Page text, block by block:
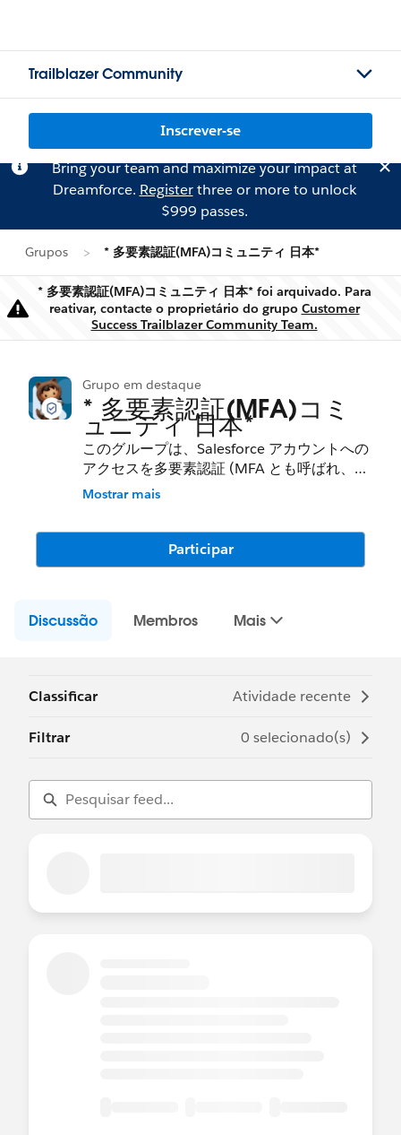
Trailblazer Community
Inscrever-se
Bring your team and maximize your impact at
Dreamforce. Registerthree or more to unlock
$999 passes.
Grupos * 多要素認証(MFA)コミュニティ 日本*
Aviso
* 多要素認証(MFA)コミュニティ 日本* foi arquivado. Para
reativar, contacte o proprietário do grupo Customer
Success Trailblazer Community Team.
Grupo em destaque
* 多要素認証(MFA)コミ
ュニティ 日本*
このグループは、Salesforce アカウントへの
アクセスを多要素認証 (MFA とも呼ばれ、以
前は二要素認証 (2FA) と呼ばれていました)
の会話に参加して、質問をしたり、回答を得
たり、ベストプラクティスを学んだり、経験
を共有するコミュニティとして活用していた
---------------------------------------
このグループは、Salesforce の従業員によっ
プに寄せられた内容は、公式の「Forward
(http://investor.salesforce.com/about-
us/investor/forward-looking-
statements/default.aspx).
Mostrar mais
Participar
Discussão Membros Mais
Classificar Atividade recente
Filtrar 0 selecionado(s)